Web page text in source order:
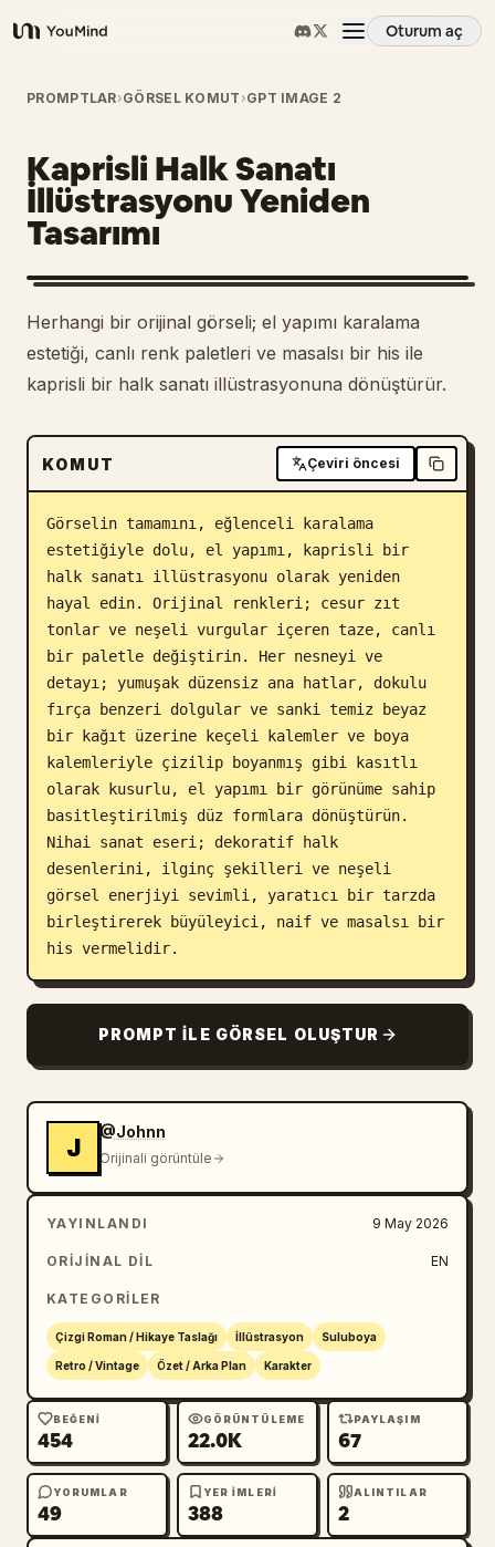
YouMind
Oturum aç
Genel Bakış
Kullanım Senaryoları
Beceriler
İstemler
Fiyatlandırma
İndir
Blog
Güncellemeler
PROMPTLAR›GÖRSEL KOMUT ›GPT IMAGE 2
Kaprisli Halk Sanatı
İllüstrasyonu Yeniden
Tasarımı
Herhangi bir orijinal görseli; el yapımı karalama
estetiği, canlı renk paletleri ve masalsı bir his ile
kaprisli bir halk sanatı illüstrasyonuna dönüştürür.
KOMUT Çeviri öncesi
Görselin tamamını, eğlenceli karalama
estetiğiyle dolu, el yapımı, kaprisli bir
halk sanatı illüstrasyonu olarak yeniden
hayal edin. Orijinal renkleri; cesur zıt
tonlar ve neşeli vurgular içeren taze, canlı
bir paletle değiştirin. Her nesneyi ve
detayı; yumuşak düzensiz ana hatlar, dokulu
fırça benzeri dolgular ve sanki temiz beyaz
bir kağıt üzerine keçeli kalemler ve boya
kalemleriyle çizilip boyanmış gibi kasıtlı
olarak kusurlu, el yapımı bir görünüme sahip
basitleştirilmiş düz formlara dönüştürün.
Nihai sanat eseri; dekoratif halk
desenlerini, ilginç şekilleri ve neşeli
görsel enerjiyi sevimli, yaratıcı bir tarzda
birleştirerek büyüleyici, naif ve masalsı bir
his vermelidir.
PROMPT ILE GÖRSEL OLUŞTUR
J
@Johnn
Orijinali görüntüle
YAYINLANDI 9 May 2026
ORIJINAL DIL EN
KATEGORILER
Çizgi Roman / Hikaye Taslağı İllüstrasyon Suluboya
Retro / Vintage Özet / Arka Plan Karakter
BEĞENI
454
GÖRÜNTÜLEME
22.0K
PAYLAŞIM
67
YORUMLAR
49
YER IMLERI
388
ALINTILAR
2